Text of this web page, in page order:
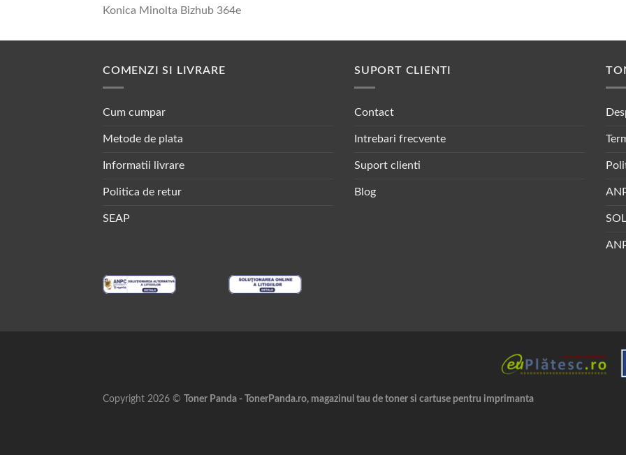
Konica Minolta Bizhub 364e
COMENZI SI LIVRARE
Cum cumpar
Metode de plata
Informatii livrare
Politica de retur
SEAP
SUPORT CLIENTI
Contact
Intrebari frecvente
Suport clienti
Blog
SOL
Copyright 2026 © Toner Panda - TonerPanda.ro, magazinul tau de toner si cartuse pentru imprimanta